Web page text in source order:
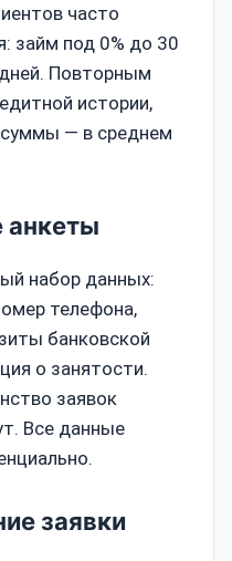
часто
займ под 0% до 30
Повторным
истории,
— в среднем
анкеты
набор данных:
телефона,
банковской
о занятости.
заявок
Все данные
заявки